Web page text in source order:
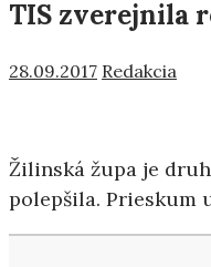
TIS zverejnila
28.09.2017 Redakcia
Žilinská župa je
polepšila. Prieskum